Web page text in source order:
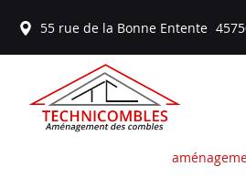
55 rue de la Bonne Entente